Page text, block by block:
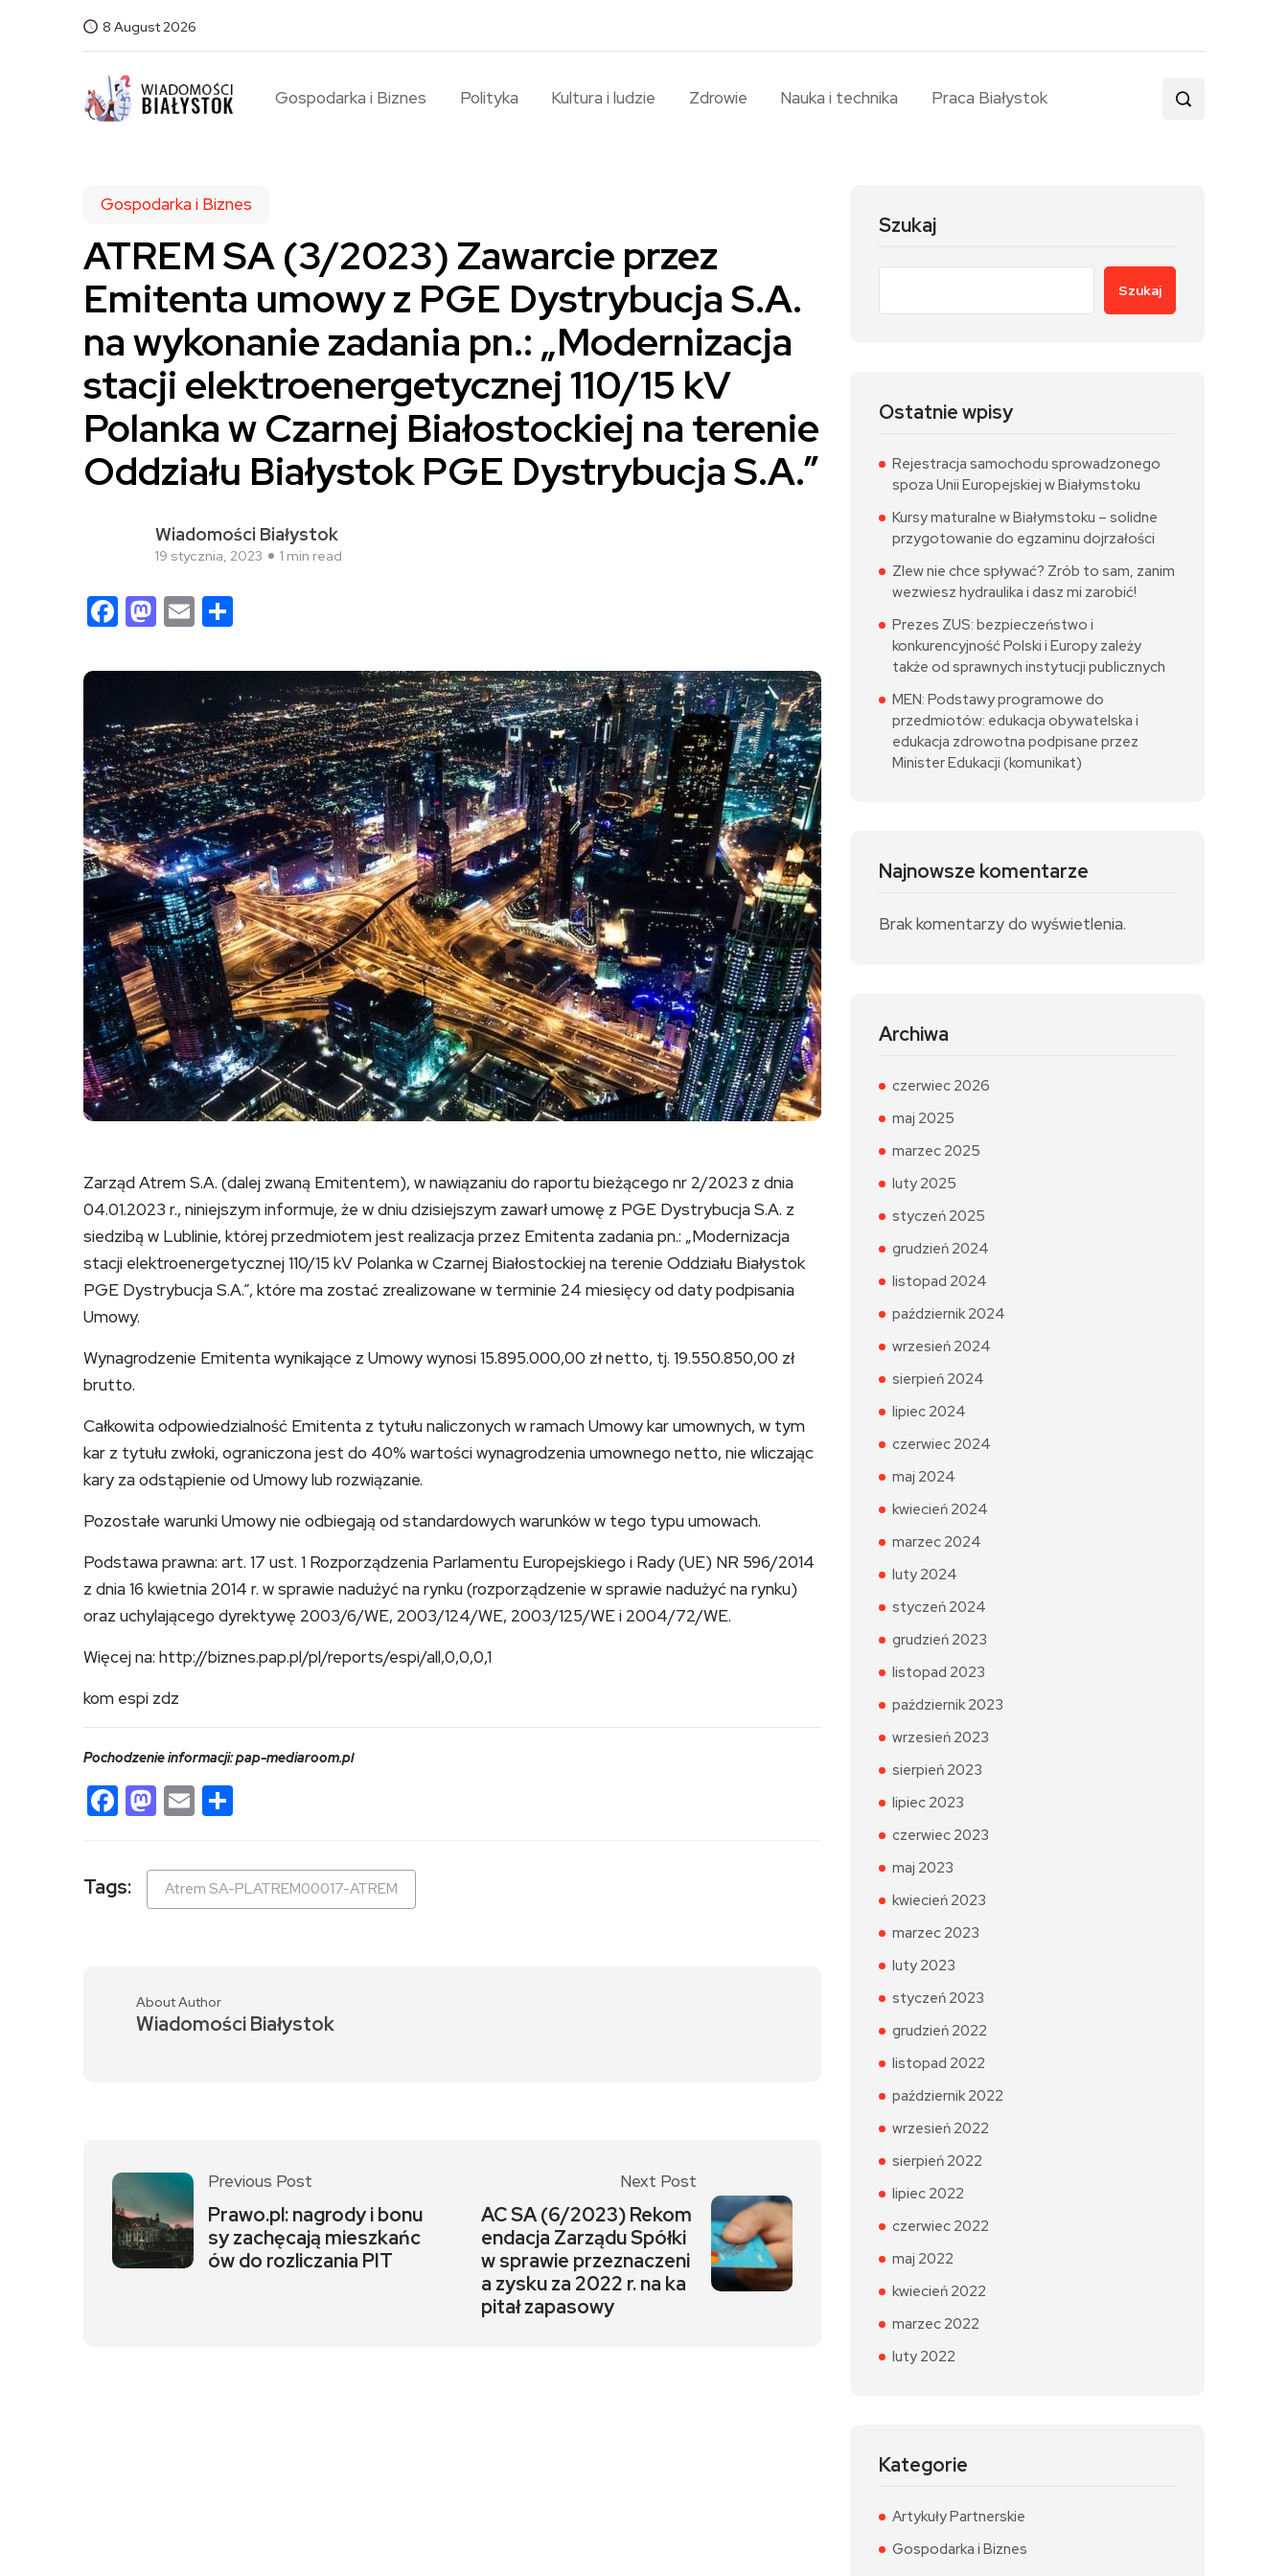
8 August 2026
Gospodarka i Biznes Polityka Kultura i ludzie Zdrowie Nauka i technika Praca Białystok
Gospodarka i Biznes
ATREM SA (3/2023) Zawarcie przez
Emitenta umowy z PGE Dystrybucja S.A.
na wykonanie zadania pn.: „Modernizacja
stacji elektroenergetycznej 110/15 kV
Polanka w Czarnej Białostockiej na terenie
Oddziału Białystok PGE Dystrybucja S.A.”
Wiadomości Białystok
19 stycznia, 2023 1 min read
Facebook
Mastodon
Email
Zarząd Atrem S.A. (dalej zwaną Emitentem), w nawiązaniu do raportu bieżącego nr 2/2023 z dnia
04.01.2023 r., niniejszym informuje, że w dniu dzisiejszym zawarł umowę z PGE Dystrybucja S.A. z
siedzibą w Lublinie, której przedmiotem jest realizacja przez Emitenta zadania pn.: „Modernizacja
stacji elektroenergetycznej 110/15 kV Polanka w Czarnej Białostockiej na terenie Oddziału Białystok
PGE Dystrybucja S.A.”, które ma zostać zrealizowane w terminie 24 miesięcy od daty podpisania
Umowy.
Wynagrodzenie Emitenta wynikające z Umowy wynosi 15.895.000,00 zł netto, tj. 19.550.850,00 zł
brutto.
Całkowita odpowiedzialność Emitenta z tytułu naliczonych w ramach Umowy kar umownych, w tym
kar z tytułu zwłoki, ograniczona jest do 40% wartości wynagrodzenia umownego netto, nie wliczając
kary za odstąpienie od Umowy lub rozwiązanie.
Pozostałe warunki Umowy nie odbiegają od standardowych warunków w tego typu umowach.
Podstawa prawna: art. 17 ust. 1 Rozporządzenia Parlamentu Europejskiego i Rady (UE) NR 596/2014
z dnia 16 kwietnia 2014 r. w sprawie nadużyć na rynku (rozporządzenie w sprawie nadużyć na rynku)
oraz uchylającego dyrektywę 2003/6/WE, 2003/124/WE, 2003/125/WE i 2004/72/WE.
Więcej na: http://biznes.pap.pl/pl/reports/espi/all,0,0,0,1
kom espi zdz
Pochodzenie informacji: pap-mediaroom.pl
Facebook
Mastodon
Email
Tags: Atrem SA-PLATREM00017-ATREM
About Author
Wiadomości Białystok
Previous Post
Prawo.pl: nagrody i bonu
sy zachęcają mieszkańc
ów do rozliczania PIT
Next Post
AC SA (6/2023) Rekom
endacja Zarządu Spółki
w sprawie przeznaczeni
a zysku za 2022 r. na ka
pitał zapasowy
Szukaj
Szukaj
Ostatnie wpisy
Rejestracja samochodu sprowadzonego
spoza Unii Europejskiej w Białymstoku
Kursy maturalne w Białymstoku – solidne
przygotowanie do egzaminu dojrzałości
Zlew nie chce spływać? Zrób to sam, zanim
wezwiesz hydraulika i dasz mi zarobić!
Prezes ZUS: bezpieczeństwo i
konkurencyjność Polski i Europy zależy
także od sprawnych instytucji publicznych
MEN: Podstawy programowe do
przedmiotów: edukacja obywatelska i
edukacja zdrowotna podpisane przez
Minister Edukacji (komunikat)
Najnowsze komentarze
Brak komentarzy do wyświetlenia.
Archiwa
czerwiec 2026
maj 2025
marzec 2025
luty 2025
styczeń 2025
grudzień 2024
listopad 2024
październik 2024
wrzesień 2024
sierpień 2024
lipiec 2024
czerwiec 2024
maj 2024
kwiecień 2024
marzec 2024
luty 2024
styczeń 2024
grudzień 2023
listopad 2023
październik 2023
wrzesień 2023
sierpień 2023
lipiec 2023
czerwiec 2023
maj 2023
kwiecień 2023
marzec 2023
luty 2023
styczeń 2023
grudzień 2022
listopad 2022
październik 2022
wrzesień 2022
sierpień 2022
lipiec 2022
czerwiec 2022
maj 2022
kwiecień 2022
marzec 2022
luty 2022
Kategorie
Artykuły Partnerskie
Gospodarka i Biznes